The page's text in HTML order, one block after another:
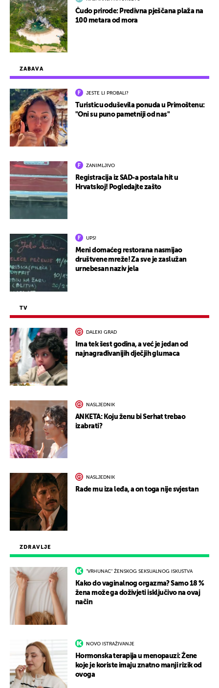
ZDRAVLJE
"VRHUNAC" ŽENSKOG SEKSUALNOG ISKUSTVA
Kako do vaginalnog orgazma? Samo 18 %
žena može ga doživjeti isključivo na ovaj
način
NOVO ISTRAŽIVANJE
Hormonska terapija u menopauzi: Žene
koje je koriste imaju znatno manji rizik od
ovoga
ZABAVA
JESTE LI PROBALI?
Turisticu oduševila ponuda u Primoštenu:
"Oni su puno pametniji od nas"
ZANIMLJIVO
Registracija iz SAD-a postala hit u
Hrvatskoj! Pogledajte zašto
UPS!
Meni domaćeg restorana nasmijao
društvene mreže! Za sve je zaslužan
urnebesan naziv jela
TV
DALEKI GRAD
Ima tek šest godina, a već je jedan od
najnagrađivanijih dječjih glumaca
NASLJEDNIK
ANKETA: Koju ženu bi Serhat trebao
izabrati?
NASLJEDNIK
Rade mu iza leđa, a on toga nije svjestan
Čudo prirode: Predivna pješčana plaža na
100 metara od mora